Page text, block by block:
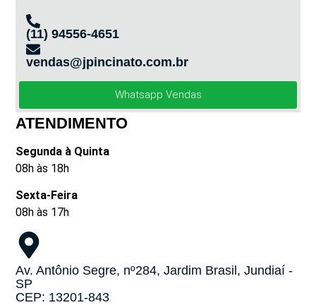
(11) 94556-4651
vendas@jpincinato.com.br
Whatsapp Vendas
ATENDIMENTO
Segunda à Quinta
08h às 18h
Sexta-Feira
08h às 17h
Av. Antônio Segre, nº284, Jardim Brasil, Jundiaí -
SP
CEP: 13201-843